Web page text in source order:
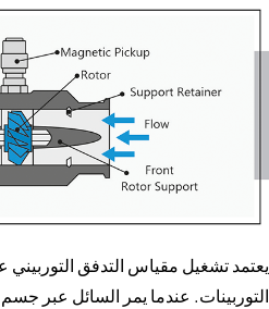
يعتمد تشغيل مقياس التدفق التوربيني
التوربينات. عندما يمر السائل عبر